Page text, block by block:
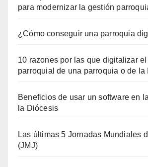
para modernizar la gestión
¿Cómo conseguir una parroquia
10 razones por las que digitalizar
parroquial de una parroquia o de la
Beneficios de usar un software en
la Diócesis
Las últimas 5 Jornadas Mundiales
(JMJ)